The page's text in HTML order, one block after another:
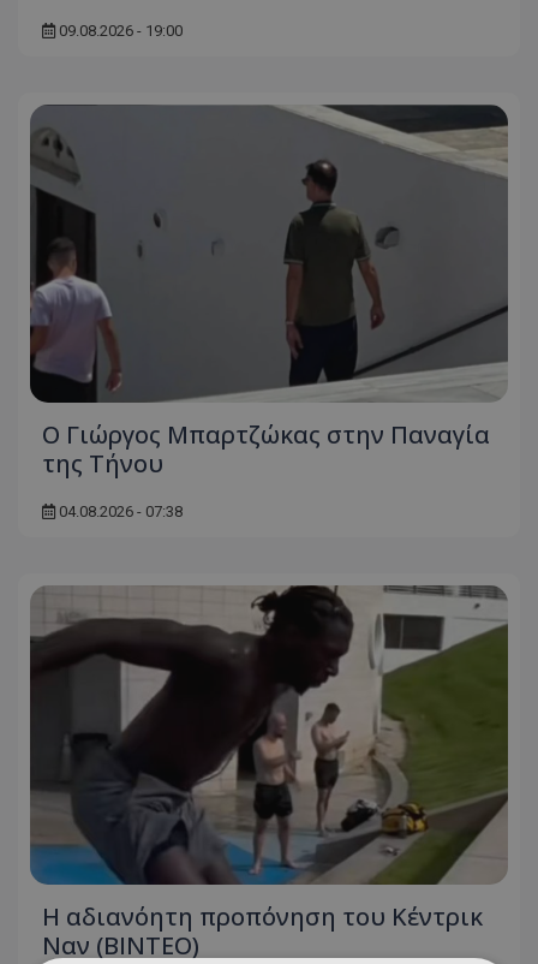
09.08.2026 - 19:00
Ο Γιώργος Μπαρτζώκας στην Παναγία
της Τήνου
04.08.2026 - 07:38
Η αδιανόητη προπόνηση του Κέντρικ
Ναν (BINTEO)